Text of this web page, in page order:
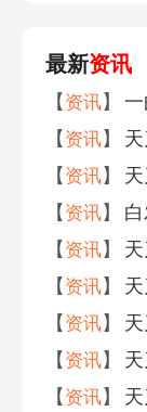
最新资讯
【 资讯】
【 资讯】
【 资讯】
【 资讯】
【 资讯】
【 资讯】
【 资讯】
【 资讯】
【 资讯】